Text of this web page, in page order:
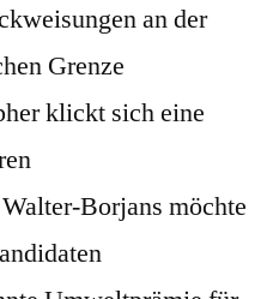
an der
Grenze
klickt sich eine
Borjans möchte